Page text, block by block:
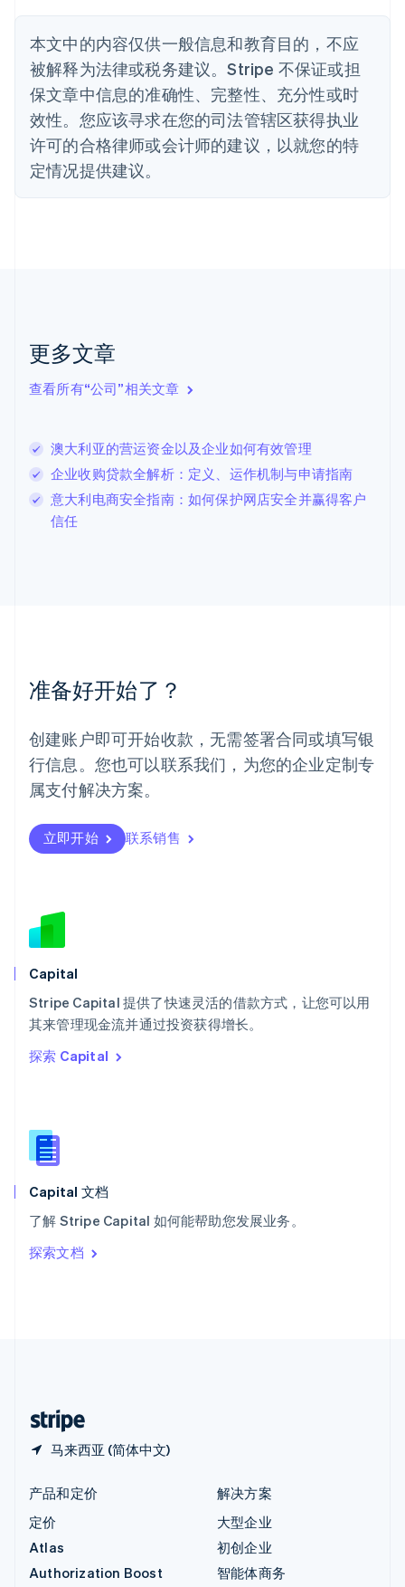
本文中的内容仅供一般信息和教育目的，不应
被解释为法律或税务建议。Stripe 不保证或担
保文章中信息的准确性、完整性、充分性或时
效性。您应该寻求在您的司法管辖区获得执业
许可的合格律师或会计师的建议，以就您的特
定情况提供建议。
更多文章
查看所有“公司”相关文章
澳大利亚的营运资金以及企业如何有效管理
企业收购贷款全解析：定义、运作机制与申请指南
意大利电商安全指南：如何保护网店安全并赢得客户
信任
准备好开始了？
创建账户即可开始收款，无需签署合同或填写银
行信息。您也可以联系我们，为您的企业定制专
属支付解决方案。
立即开始 联系销售
Capital
Stripe Capital 提供了快速灵活的借款方式，让您可以用
其来管理现金流并通过投资获得增长。
探索 Capital
Capital 文档
了解 Stripe Capital 如何能帮助您发展业务。
探索文档
马来西亚 (简体中文)
English
丹麦
English
德国
DeutschEnglish
法国
FrançaisEnglish
芬兰
EnglishSvenska
English Italiano
拉脱维亚
立陶宛
DeutschEnglish
卢森堡
Français Deutsch English
罗马尼亚
English
挪威
葡萄牙
Português English
日本
日本語English
瑞典
瑞士
DeutschFrançais
斯洛伐克
斯洛文尼亚
泰国
ไทยEnglish
希腊
English
西班牙
新西兰
English
匈牙利
English
ItalianoEnglish
印度
English
产品和定价
定价
Atlas
Authorization Boost
解决方案
大型企业
初创企业
智能体商务